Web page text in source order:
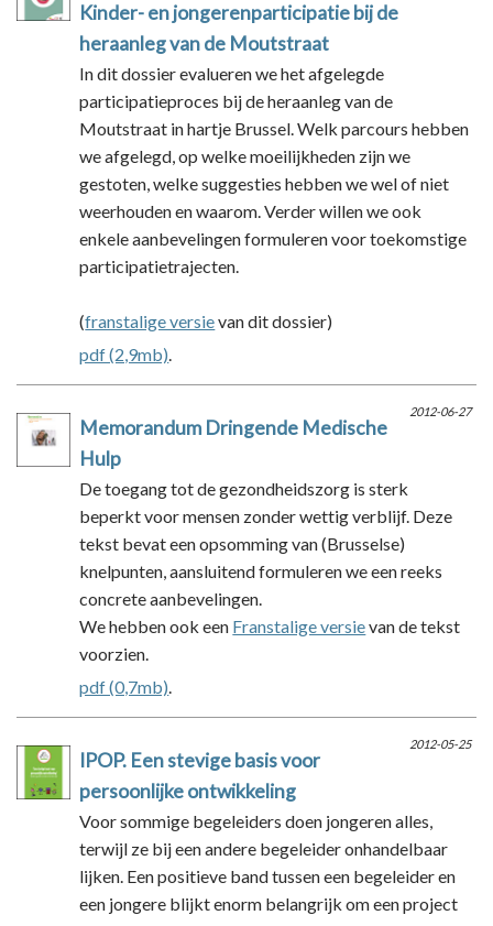
Kinder- en jongerenparticipatie bij de
heraanleg van de Moutstraat
In dit dossier evalueren we het afgelegde
participatieproces bij de heraanleg van de
Moutstraat in hartje Brussel. Welk parcours hebben
we afgelegd, op welke moeilijkheden zijn we
gestoten, welke suggesties hebben we wel of niet
weerhouden en waarom. Verder willen we ook
enkele aanbevelingen formuleren voor toekomstige
participatietrajecten.
(franstalige versievan dit dossier)
pdf (2,9mb).
2012-06-27
Memorandum Dringende Medische
Hulp
De toegang tot de gezondheidszorg is sterk
beperkt voor mensen zonder wettig verblijf. Deze
tekst bevat een opsomming van (Brusselse)
knelpunten, aansluitend formuleren we een reeks
concrete aanbevelingen.
We hebben ook een Franstalige versievan de tekst
voorzien.
pdf (0,7mb).
2012-05-25
IPOP. Een stevige basis voor
persoonlijke ontwikkeling
Voor sommige begeleiders doen jongeren alles,
terwijl ze bij een andere begeleider onhandelbaar
lijken. Een positieve band tussen een begeleider en
een jongere blijkt enorm belangrijk om een project